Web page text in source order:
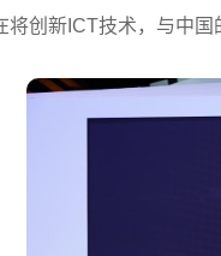
将创新ICT技术，与中